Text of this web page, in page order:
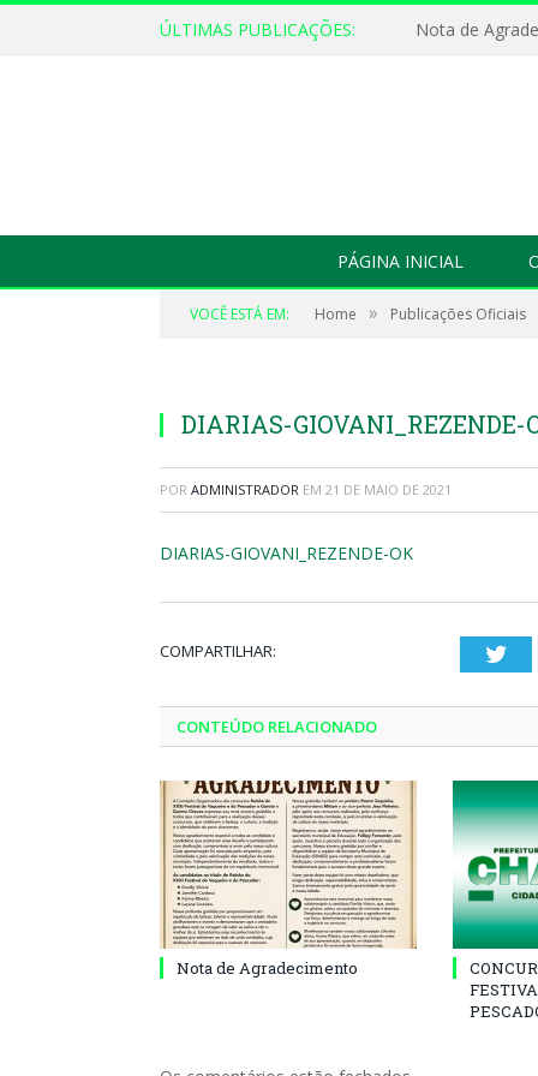
ÚLTIMAS PUBLICAÇÕES: Nota de
PÁGINA INICIAL
VOCÊ ESTÁ EM: Home » Publicações Oficiais
DIARIAS-GIOVANI_REZENDE-
POR ADMINISTRADOR EM 21 DE MAIO DE 2021
DIARIAS-GIOVANI_REZENDE-OK
COMPARTILHAR:
CONTEÚDO RELACIONADO
Nota de Agradecimento